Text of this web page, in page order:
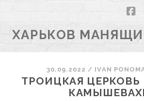
ХАРЬКОВ
30.09.2022 / ІVAN
ТРОИЦКАЯ